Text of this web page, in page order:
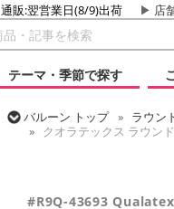
通販:翌営業日(8/9)出荷 店
テーマ・季節で探す
バルーン トップ ラウン
クオラテックス ラウン
#R9Q-43693